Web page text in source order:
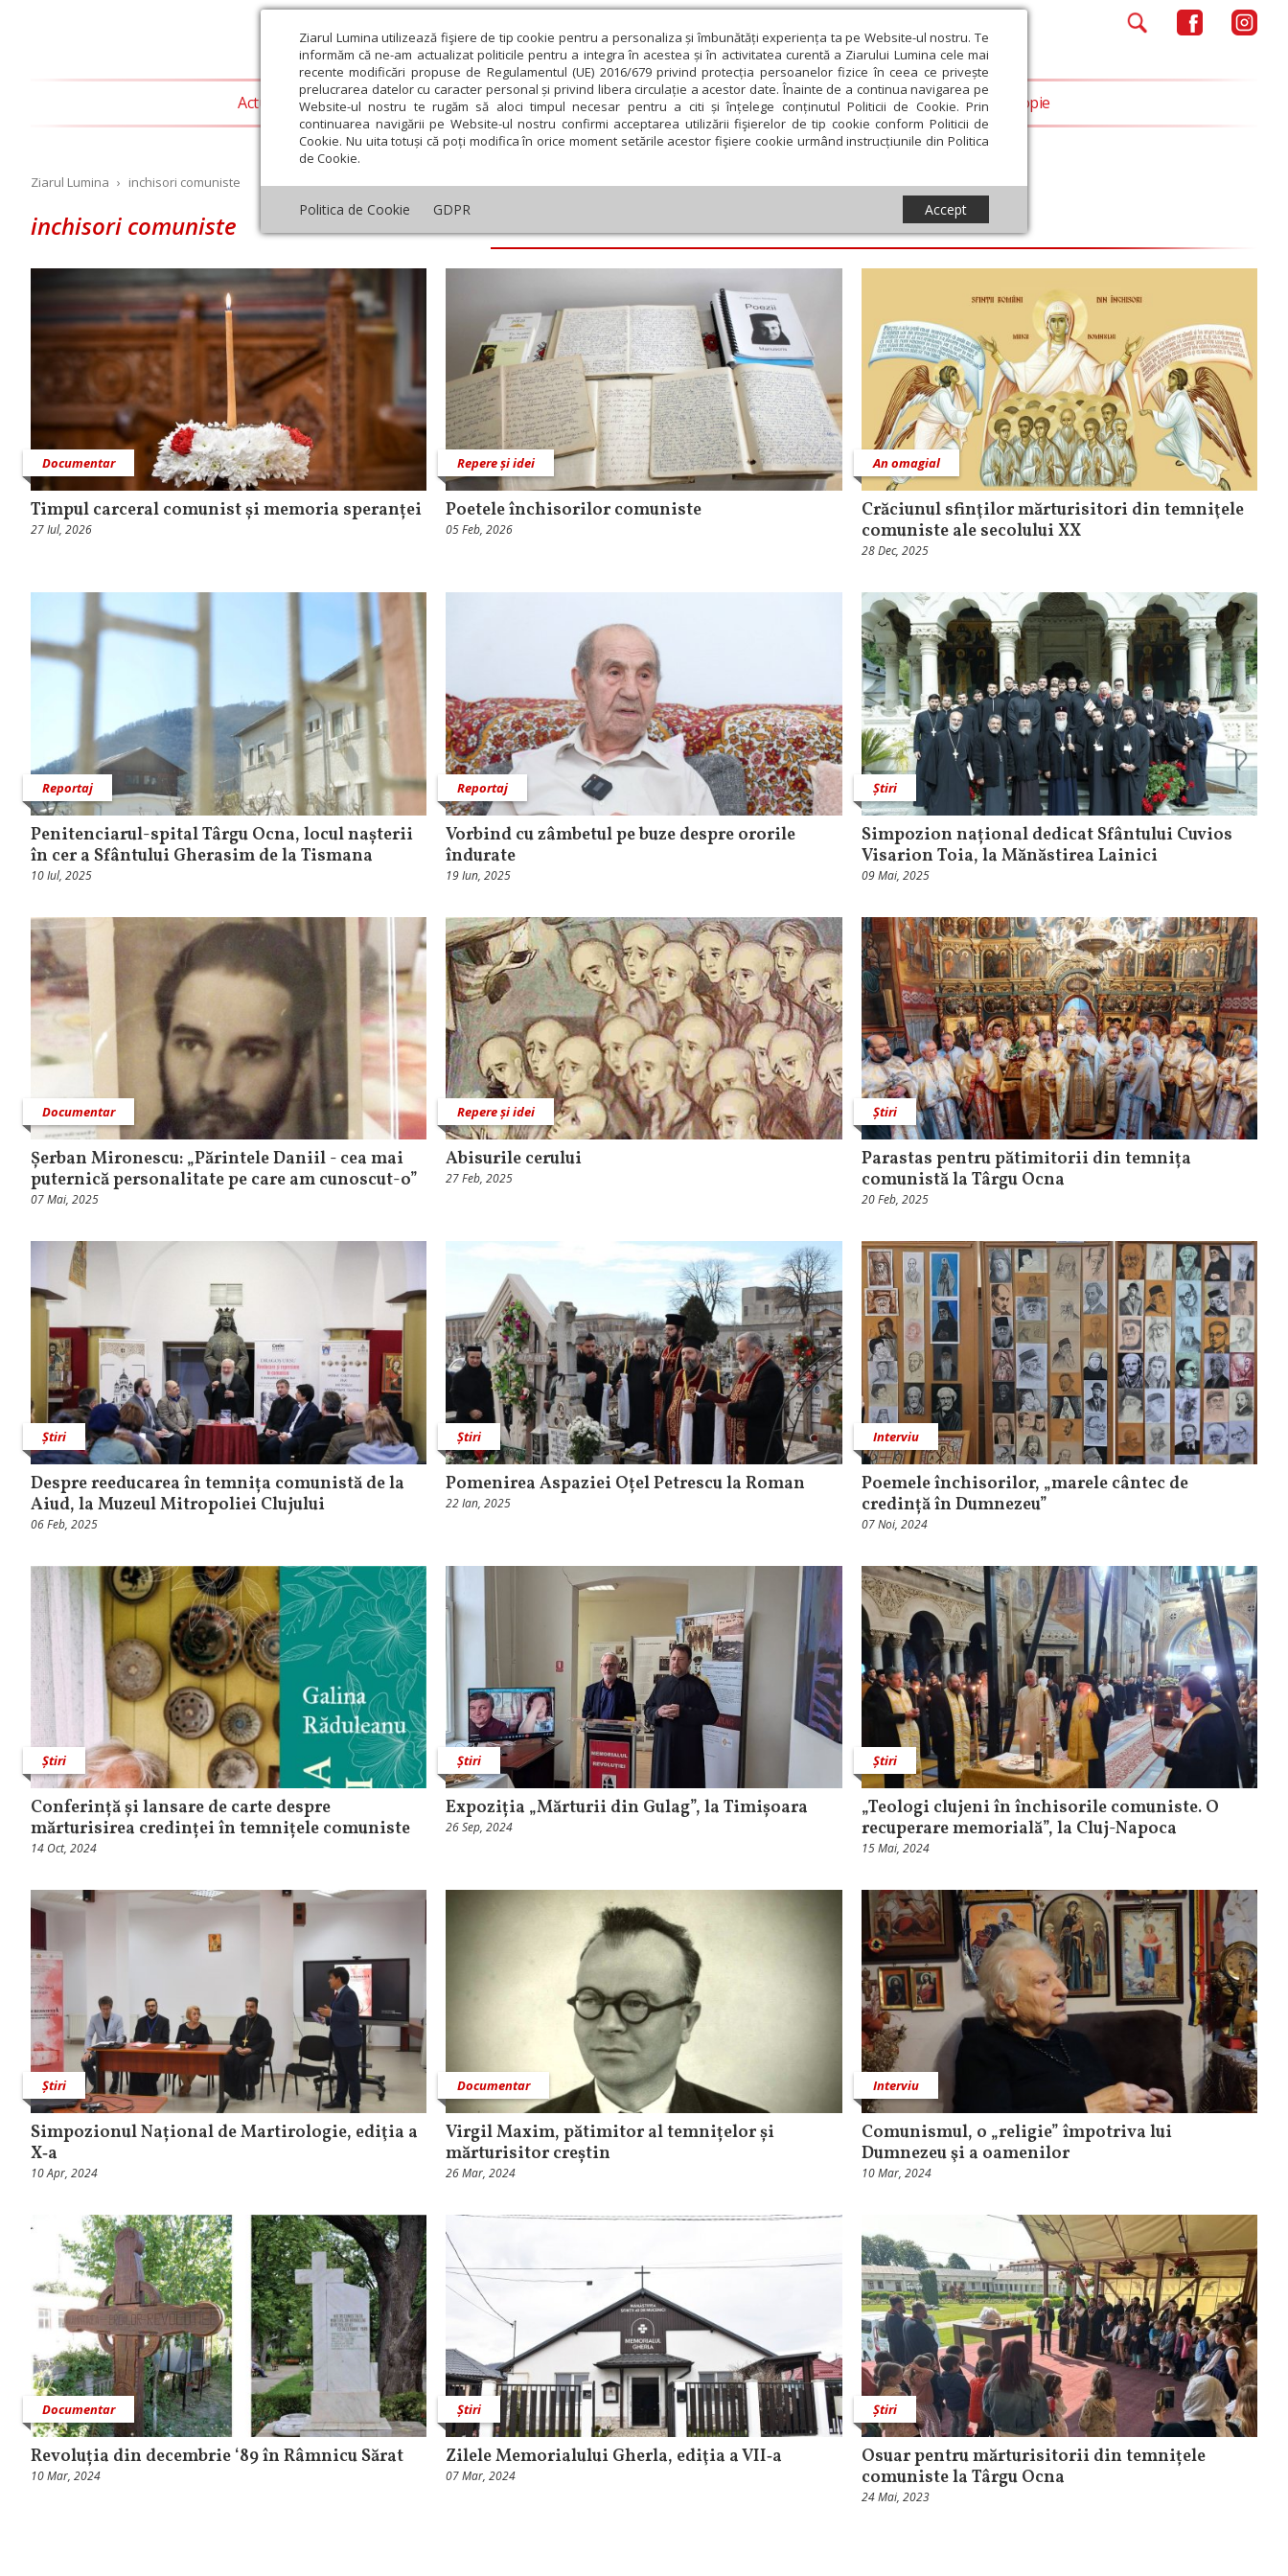
Ziarul Lumina utilizează fişiere de tip cookie pentru a personaliza și îmbunătăți experiența ta pe Website-ul nostru. Te
informăm că ne-am actualizat politicile pentru a integra în acestea și în activitatea curentă a Ziarului Lumina cele mai
recente modificări propuse de Regulamentul (UE) 2016/679 privind protecția persoanelor fizice în ceea ce privește
prelucrarea datelor cu caracter personal și privind libera circulație a acestor date. Înainte de a continua navigarea pe
Website-ul nostru te rugăm să aloci timpul necesar pentru a citi și înțelege conținutul Politicii de Cookie. Prin
continuarea navigării pe Website-ul nostru confirmi acceptarea utilizării fişierelor de tip cookie conform Politicii de
Cookie. Nu uita totuși că poți modifica în orice moment setările acestor fişiere cookie urmând instrucțiunile din Politica
de Cookie.
Politica de Cookie GDPR Accept
Actualitate religioasă Teologie și spiritualitate Educaţie și Cultură Societate Opinii Filantropie
Ziarul Lumina › inchisori comuniste
inchisori comuniste
Documentar
Timpul carceral comunist și memoria speranței
27 Iul, 2026
Repere și idei
Poetele închisorilor comuniste
05 Feb, 2026
An omagial
Crăciunul sfinţilor mărturisitori din temniţele
comuniste ale secolului XX
28 Dec, 2025
Reportaj
Penitenciarul-spital Târgu Ocna, locul nașterii
în cer a Sfântului Gherasim de la Tismana
10 Iul, 2025
Reportaj
Vorbind cu zâmbetul pe buze despre ororile
îndurate
19 Iun, 2025
Știri
Simpozion național dedicat Sfântului Cuvios
Visarion Toia, la Mănăstirea Lainici
09 Mai, 2025
Documentar
Șerban Mironescu: „Părintele Daniil - cea mai
puternică personalitate pe care am cunoscut-o”
07 Mai, 2025
Repere și idei
Abisurile cerului
27 Feb, 2025
Știri
Parastas pentru pătimitorii din temnița
comunistă la Târgu Ocna
20 Feb, 2025
Știri
Despre reeducarea în temnița comunistă de la
Aiud, la Muzeul Mitropoliei Clujului
06 Feb, 2025
Știri
Pomenirea Aspaziei Oțel Petrescu la Roman
22 Ian, 2025
Interviu
Poemele închisorilor, „marele cântec de
credință în Dumnezeu”
07 Noi, 2024
Știri
Conferință și lansare de carte despre
mărturisirea credinței în temnițele comuniste
14 Oct, 2024
Știri
Expoziția „Mărturii din Gulag”, la Timișoara
26 Sep, 2024
Știri
„Teologi clujeni în închisorile comuniste. O
recuperare memorială”, la Cluj-Napoca
15 Mai, 2024
Știri
Simpozionul Național de Martirologie, ediţia a
X‑a
10 Apr, 2024
Documentar
Virgil Maxim, pătimitor al temnițelor și
mărturisitor creștin
26 Mar, 2024
Interviu
Comunismul, o „religie” împotriva lui
Dumnezeu şi a oamenilor
10 Mar, 2024
Documentar
Revoluția din decembrie ‘89 în Râmnicu Sărat
10 Mar, 2024
Știri
Zilele Memorialului Gherla, ediţia a VII‑a
07 Mar, 2024
Știri
Osuar pentru mărturisitorii din temnițele
comuniste la Târgu Ocna
24 Mai, 2023